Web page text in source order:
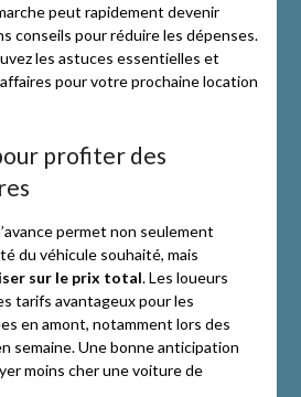
peut rapidement devenir
conseils pour réduire les dépenses.
les astuces essentielles et
pour votre prochaine location
profiter des
permet non seulement
du véhicule souhaité, mais
sur le prix total. Les loueurs
tarifs avantageux pour les
en amont, notamment lors des
semaine. Une bonne anticipation
moins cher une voiture de